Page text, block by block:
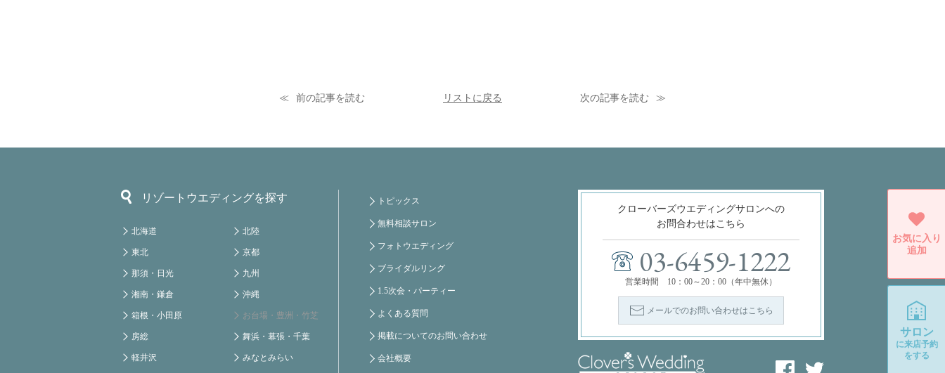
前の記事を読む リストに戻る 次の記事を読む
リゾートウエディングを探す
北海道
東北
那須・日光
湘南・鎌倉
箱根・小田原
房総
軽井沢
北陸
京都
九州
沖縄
お台場・豊洲・竹芝
舞浜・幕張・千葉
みなとみらい
トピックス
無料相談サロン
フォトウエディング
ブライダルリング
1.5次会・パーティー
よくある質問
掲載についてのお問い合わせ
会社概要
クローバーズウエディングサロンへの
お問合わせはこちら
03-6459-1222
営業時間 10：00～20：00（年中無休）
メールでのお問い合わせはこちら
お気に入り
追加
サロン
に来店予約
をする